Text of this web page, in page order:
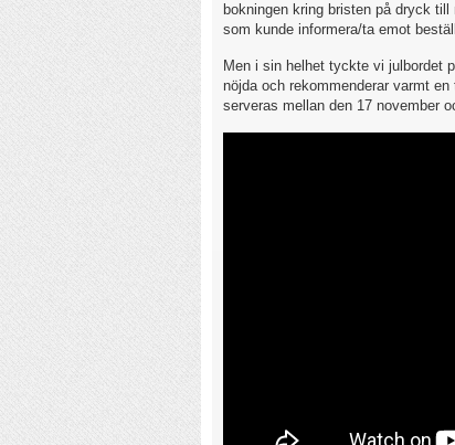
bokningen kring bristen på dryck
som kunde informera/ta emot
Men i sin helhet tyckte vi julbordet
nöjda och rekommenderar varmt
serveras mellan den 17 november